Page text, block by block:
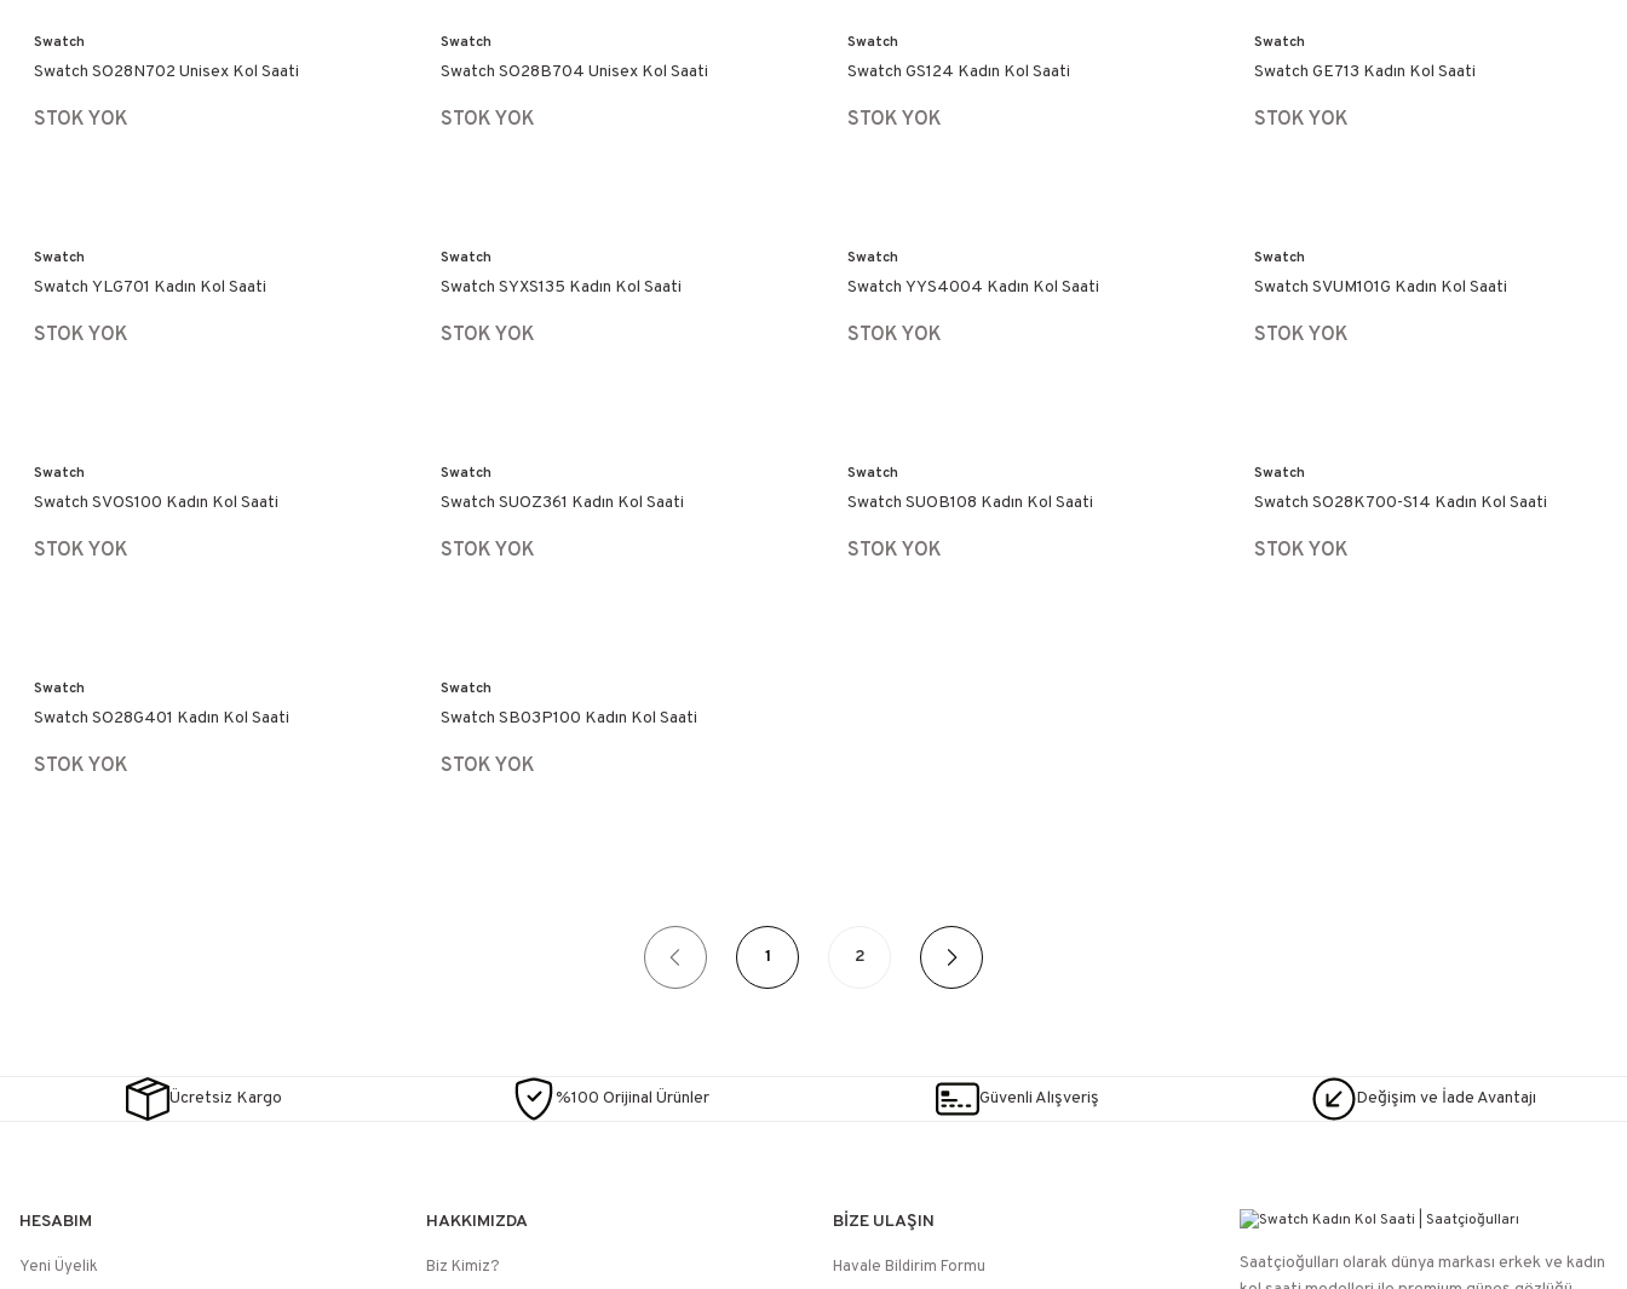
Swatch
Swatch SO28N702 Unisex Kol Saati
STOK YOK
Swatch
Swatch SO28B704 Unisex Kol Saati
STOK YOK
Swatch
Swatch GS124 Kadın Kol Saati
STOK YOK
Swatch
Swatch GE713 Kadın Kol Saati
STOK YOK
Swatch
Swatch YLG701 Kadın Kol Saati
STOK YOK
Swatch
Swatch SYXS135 Kadın Kol Saati
STOK YOK
Swatch
Swatch YYS4004 Kadın Kol Saati
STOK YOK
Swatch
Swatch SVUM101G Kadın Kol Saati
STOK YOK
Swatch
Swatch SVOS100 Kadın Kol Saati
STOK YOK
Swatch
Swatch SUOZ361 Kadın Kol Saati
STOK YOK
Swatch
Swatch SUOB108 Kadın Kol Saati
STOK YOK
Swatch
Swatch SO28K700-S14 Kadın Kol Saati
STOK YOK
Swatch
Swatch SO28G401 Kadın Kol Saati
STOK YOK
Swatch
Swatch SB03P100 Kadın Kol Saati
STOK YOK
1 2
Ücretsiz Kargo %100 Orijinal Ürünler Güvenli Alışveriş Değişim ve İade Avantajı
HESABIM
Yeni Üyelik
HAKKIMIZDA
Biz Kimiz?
BİZE ULAŞIN
Havale Bildirim Formu
Saatçioğulları⁠ olarak dünya markası erkek ve kadın